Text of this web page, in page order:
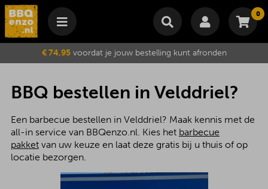
0
Winkelmand
Je winkelwagen is momenteel leeg.
Subtotaal €
Wijzig winkelmand Bestellen
€ 74,95voordat je jouw bestelling kunt afronden
BBQ bestellen in Velddriel?
Een barbecue bestellen in Velddriel? Maak kennis met de
all-in service van BBQenzo.nl. Kies het barbecue
pakketvan uw keuze en laat deze gratis bij u thuis of op
locatie bezorgen.